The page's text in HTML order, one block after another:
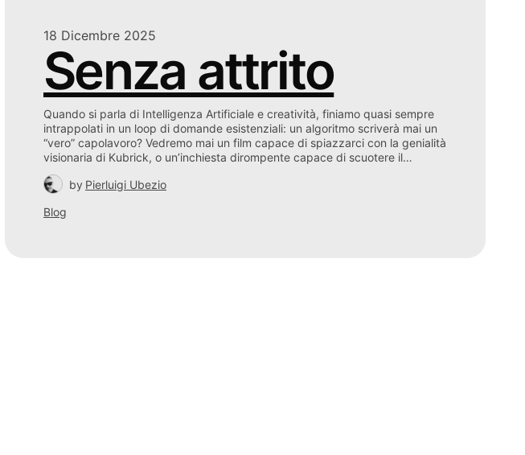
18 Dicembre 2025
Senza attrito
Quando si parla di Intelligenza Artificiale e creatività, finiamo quasi sempre
intrappolati in un loop di domande esistenziali: un algoritmo scriverà mai un
“vero” capolavoro? Vedremo mai un film capace di spiazzarci con la genialità
visionaria di Kubrick, o un’inchiesta dirompente capace di scuotere il…
by Pierluigi Ubezio
Blog